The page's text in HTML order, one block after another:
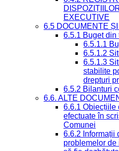
EXECUTIVE
6.5 DOCUMENTE
6.5.1 Buget din
6.5.1.1
6.5.1.2
6.5.1.3
stabilite
drepturi
6.5.2 Bilanturi
6.6. ALTE
6.6.1 Obiecțiile
efectuate în
Comunei
6.6.2 Informații
problemelor de